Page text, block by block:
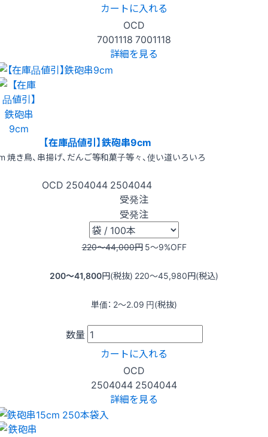
カートに入れる
OCD
7001118 7001118
詳細を見る
【在庫品値引】鉄砲串9cm
焼き鳥、串揚げ、だんご等和菓子等々、使い道いろいろ
OCD 2504044 2504044
受発注
受発注
220〜44,000円 5〜9%OFF
200〜41,800円(税抜) 220〜45,980円(税込)
単価： 2〜2.09 円(税抜)
数量
カートに入れる
OCD
2504044 2504044
詳細を見る